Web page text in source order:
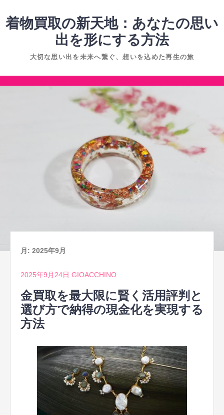
ン
へ
ス
着物買取の新天地：あなたの思い
出を形にする方法
大切な思い出を未来へ繋ぐ、想いを込めた再生の旅
コ
月: 2025年9月
2025年9月24日 GIOACCHINO
金買取を最大限に賢く活用評判と
選び方で納得の現金化を実現する
方法